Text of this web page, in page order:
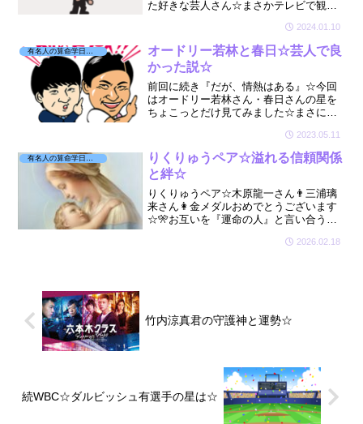
た好きな芸人さん☆まさかテレビで観れ
を拝見しましたら『まさに！』な運気で
した🔮
2024.01.10
オードリー若林と春日☆芸人で良
かった説☆
前回に続き『だが、情熱はある』☆今回
はオードリー若林さん・春日さんの星を
ちょこっとだけ見てみました☆まさに！
したよ☆お二人は芸能界がとても向いて
いました🤗
2023.05.11
有名人の算命学日記☆
りくりゅうペア☆溢れる信頼関係
と絆☆
りくりゅうペア☆木原龍一さん👨三浦璃
来さん👩金メダルおめでとうございます
☆🎌お互いを『運命の人』と言い合うお
2026.02.18
竹内涼真君の守護神と運勢☆
続WBC☆ダルビッシュ有選手の星は☆